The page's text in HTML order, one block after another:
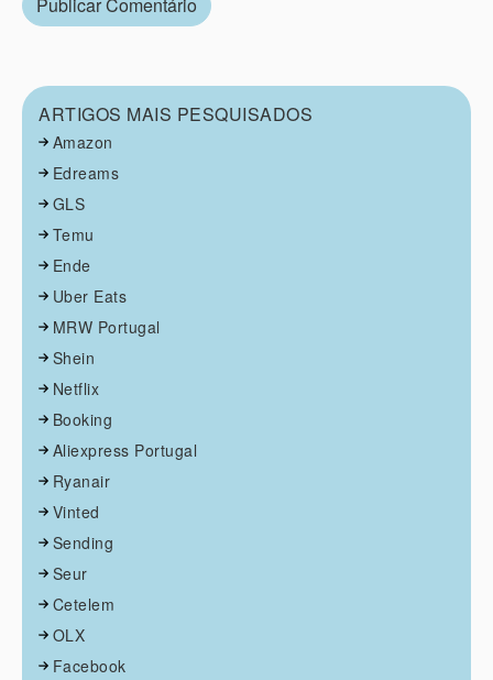
ARTIGOS MAIS PESQUISADOS
Amazon
Edreams
GLS
Temu
Ende
Uber Eats
MRW Portugal
Shein
Netflix
Booking
Aliexpress Portugal
Ryanair
Vinted
Sending
Seur
Cetelem
OLX
Facebook